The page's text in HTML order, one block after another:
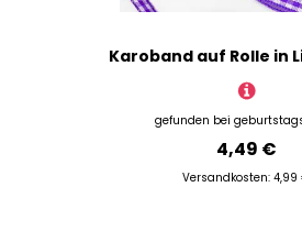
gefunden bei
4,49 €
Versandkosten: 4,99